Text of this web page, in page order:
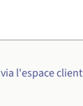
l'espace client